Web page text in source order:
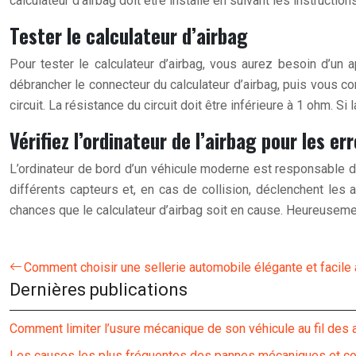
Tester le calculateur d’airbag
Pour tester le calculateur d’airbag, vous aurez besoin
débrancher le connecteur du calculateur d’airbag, puis vous
circuit. La résistance du circuit doit être inférieure à 1 ohm.
Vérifiez l’ordinateur de l’airbag pour les
L’ordinateur de bord d’un véhicule moderne est
différents capteurs et, en cas de collision, déclenchent les
chances que le calculateur d’airbag soit en cause.
Comment choisir une sellerie automobile élégante et facile
Dernières publications
Comment limiter l’usure mécanique de son véhicule au fil des